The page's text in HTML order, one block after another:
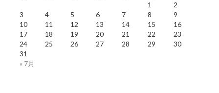
« 7月
1
2
3
4 5 6 7 8
9
10
11 12 13 14 15
16
17
18 19 20 21 22
23
24
25 26 27 28 29
30
31